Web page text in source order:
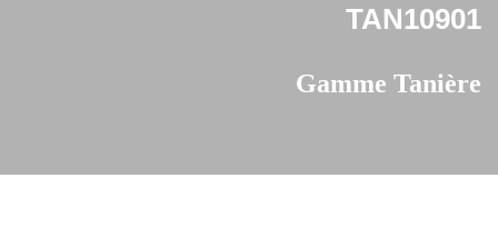
TAN10901
Gamme Tanière